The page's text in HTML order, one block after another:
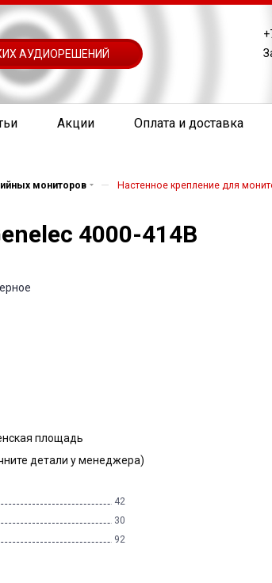
АУДИОРЕШЕНИЙ
Акции Оплата и доставка
мониторов — Настенное крепление для
4000-414B
площадь
детали у менеджера)
42
30
92